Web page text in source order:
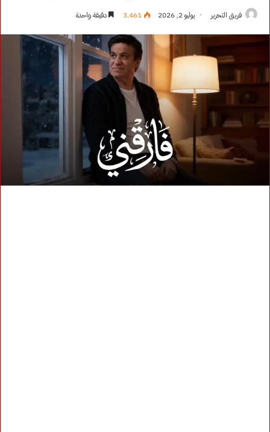
فريق التحرير يوليو 2, 2026 3٬461 دقيقة واحدة